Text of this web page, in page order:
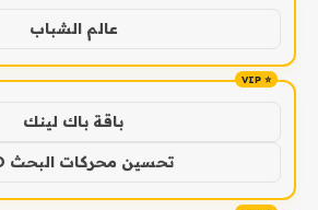
عالم الشباب
باقة باك لينك
تحسين محركات البحث SEO